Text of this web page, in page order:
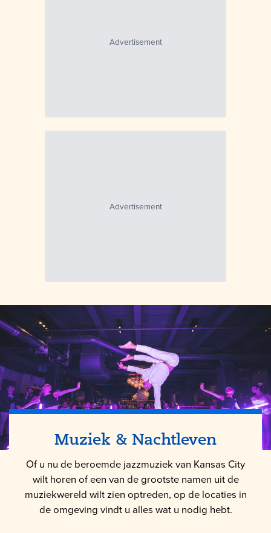
Muziek & Nachtleven
Of u nu de beroemde jazzmuziek van Kansas City
wilt horen of een van de grootste namen uit de
muziekwereld wilt zien optreden, op de locaties in
de omgeving vindt u alles wat u nodig hebt.